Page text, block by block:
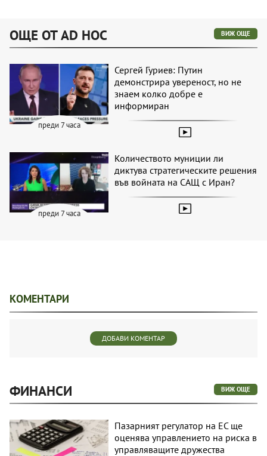
ОЩЕ ОТ AD HOC ВИЖ ОЩЕ
преди 7 часа
Сергей Гуриев: Путин
демонстрира увереност, но не
знаем колко добре е
информиран
преди 7 часа
Количеството муниции ли
диктува стратегическите решения
във войната на САЩ с Иран?
КОМЕНТАРИ
ДОБАВИ КОМЕНТАР
ФИНАНСИ ВИЖ ОЩЕ
Пазарният регулатор на ЕС ще
оценява управлението на риска в
управляващите дружества